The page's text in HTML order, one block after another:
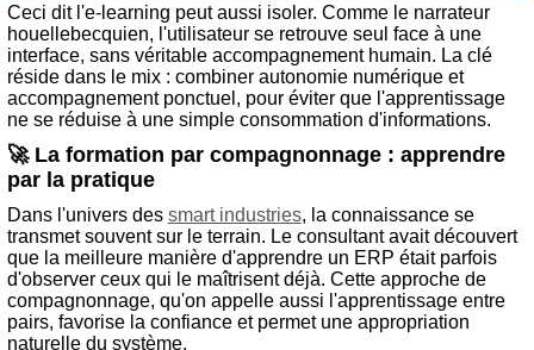
Ceci dit l'e-learning peut aussi isoler. Comme le narrateur
houellebecquien, l'utilisateur se retrouve seul face à une
interface, sans véritable accompagnement humain. La clé
réside dans le mix : combiner autonomie numérique et
accompagnement ponctuel, pour éviter que l'apprentissage
ne se réduise à une simple consommation d'informations.
🚀 La formation par compagnonnage : apprendre
par la pratique
Dans l'univers des smart industries, la connaissance se
transmet souvent sur le terrain. Le consultant avait découvert
que la meilleure manière d'apprendre un ERP était parfois
d'observer ceux qui le maîtrisent déjà. Cette approche de
compagnonnage, qu'on appelle aussi l'apprentissage entre
pairs, favorise la confiance et permet une appropriation
naturelle du système.